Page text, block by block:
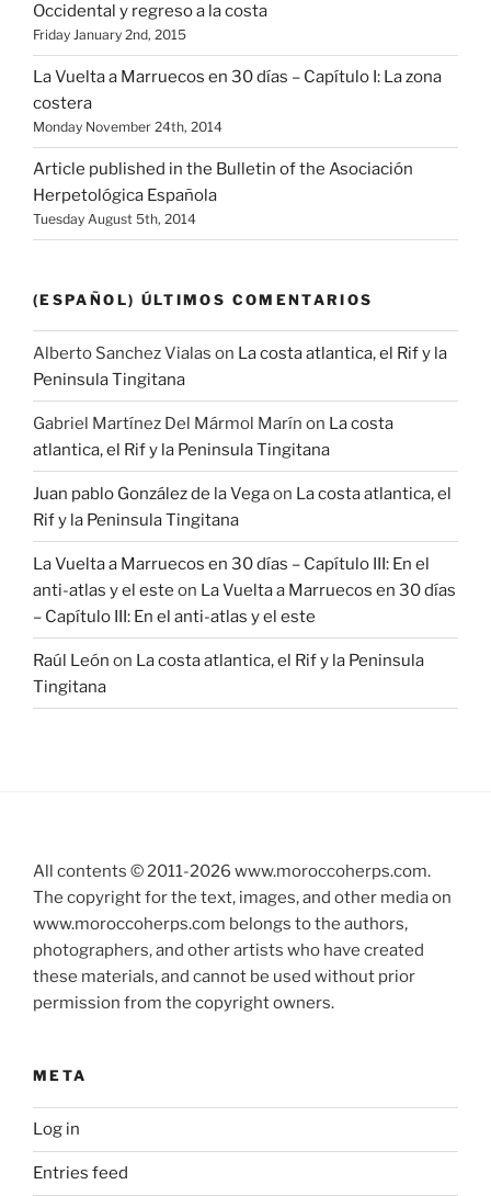
Occidental y regreso a la costa
Friday January 2nd, 2015
La Vuelta a Marruecos en 30 días – Capítulo I: La zona
costera
Monday November 24th, 2014
Article published in the Bulletin of the Asociación
Herpetológica Española
Tuesday August 5th, 2014
(ESPAÑOL) ÚLTIMOS COMENTARIOS
Alberto Sanchez Vialas on La costa atlantica, el Rif y la
Peninsula Tingitana
Gabriel Martínez Del Mármol Marín on La costa
atlantica, el Rif y la Peninsula Tingitana
Juan pablo González de la Vegaon La costa atlantica, el
Rif y la Peninsula Tingitana
La Vuelta a Marruecos en 30 días – Capítulo III: En el
anti-atlas y el este on La Vuelta a Marruecos en 30 días
– Capítulo III: En el anti-atlas y el este
Raúl León on La costa atlantica, el Rif y la Peninsula
Tingitana
All contents © 2011-2026 www.moroccoherps.com.
The copyright for the text, images, and other media on
www.moroccoherps.com belongs to the authors,
photographers, and other artists who have created
these materials, and cannot be used without prior
permission from the copyright owners.
META
Log in
Entries feed